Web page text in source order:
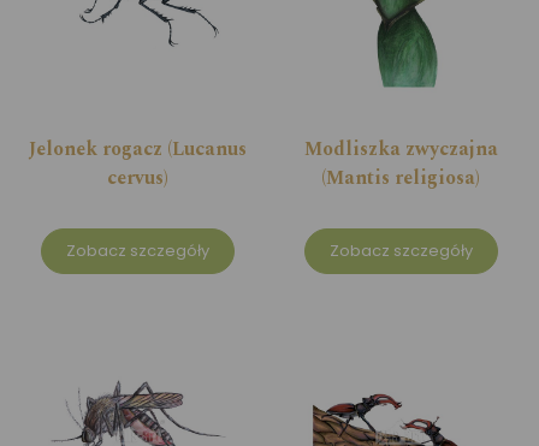
Jelonek rogacz (Lucanus
cervus)
Zobacz szczegóły
Modliszka zwyczajna
(Mantis religiosa)
Zobacz szczegóły